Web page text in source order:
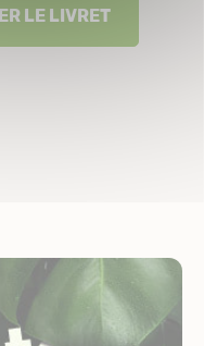
LE LIVRET